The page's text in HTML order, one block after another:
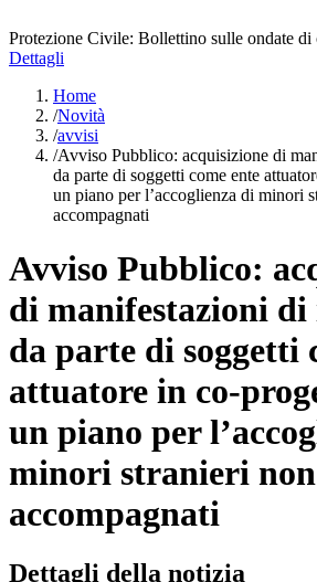
Protezione Civile: Bollettino sulle ondate di
Dettagli
Home
/Novità
/avvisi
/Avviso Pubblico: acquisizione di
da parte di soggetti come ente
un piano per l’accoglienza di minori
accompagnati
Avviso Pubblico:
di manifestazioni di
da parte di soggetti
attuatore in co-
un piano per
minori stranieri non
accompagnati
Dettagli della notizia